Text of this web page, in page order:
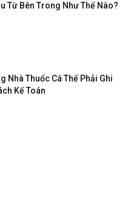
Từ Bên Trong Như Thế Nào?
Nhà Thuốc Cá Thể Phải Ghi
Kế Toán